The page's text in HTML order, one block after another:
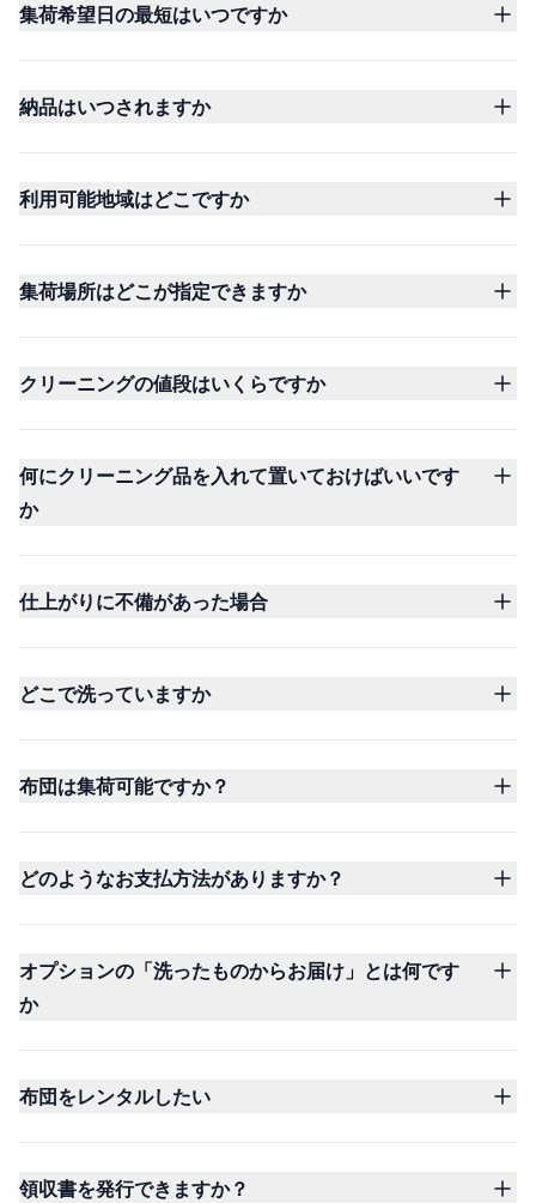
集荷希望日の最短はいつですか
納品はいつされますか
利用可能地域はどこですか
集荷場所はどこが指定できますか
クリーニングの値段はいくらですか
何にクリーニング品を入れて置いておけばいいです
か
仕上がりに不備があった場合
どこで洗っていますか
布団は集荷可能ですか？
どのようなお支払方法がありますか？
オプションの「洗ったものからお届け」とは何です
か
布団をレンタルしたい
領収書を発行できますか？